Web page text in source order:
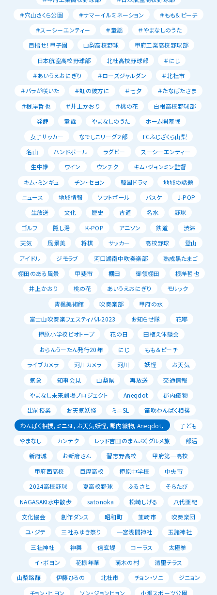
＃穴山さくら公園
＃サマーイルミネーション
＃もも＆ピーチ
＃スーシーエンティー
＃童謡
＃やまなしのうた
目指せ！甲子園
山梨高校野球
甲府工業高校野球部
日本航空高校野球部
北杜高校野球部
＃にじ
＃あいうえおにぎり
＃ローズジャルダン
＃北杜市
＃バラが咲いた
＃虹の彼方に ＃七夕
＃たなばたさま
＃根岸哲也
＃井上かおり ＃桃の花
白根高校野球部
発酵
童謡 やまなしのうた
ホーム開幕戦
女子サッカー
なでしこリーグ２部
FCふじざくら山梨
名山
ハンドボール ラグビー
スーシーエンティー
生中継
ワイン ウンチク
キム・ジョンミン監督
キム・ミンギュ
チン・セヨン 韓国ドラマ
地域の話題
ニュース
地域情報 ソフトボール バスケ
J-POP
生放送
文化 歴史 古道 名水
野球
ゴルフ
隠し湯 K-POP アニソン 鉄道
渋滞
天気
風景美 将棋 サッカー 高校野球
登山
アイドル
ジモラブ 河口湖南中吹奏楽部
熟成黒たまご
棚田のある風景
甲斐市 棚田 御領棚田
根岸哲也
井上かおり
桃の花 あいうえおにぎり
モルック
青楓美術館
吹奏楽部
甲府の水
富士山吹奏楽フェスティバル2023
お知らせ隊
花耶
押原小学校ビオトープ
花の日
田植え体験会
おらんうーたん発行20年
にじ
もも＆ピーチ
ライブカメラ
河川カメラ 河川 妖怪
お天気
気象
知事会見 山梨県 再放送
交通情報
やまなし未来劇場プロジェクト
Aneqdot
郡内織物
出前授業
お天気妖怪 ミニSL
笛吹わんぱく相撲
わんぱく相撲，ミニSL，お天気妖怪，郡内織物，Aneqdot，
子ども
やまなし
カンテク レッド吉田のまんぷくグルメ旅
部活
新府城
お新府さん 習志野高校
甲府第一高校
甲府西高校
巨摩高校 押原中学校
中央市
2024高校野球
夏高校野球 ふるさと
そらたび
NAGASAKI水中散歩
satonoka 松崎しげる
八代亜紀
文化協会
創作ダンス 昭和町 韮崎市
吹奏楽団
ユ・ジテ
三社みゆき祭り 一宮浅間神社
玉諸神社
三社神社
神輿 信玄堤 コーラス
太極拳
イ・ボヨン
花様年華 萌木の村
清里テラス
山梨銘醸
伊藤ひろの 北杜市 チョン・ソニ
ジニョン
チョン・ヒヨン
ソン・ジョンヒョン 小瀬スポーツ公園